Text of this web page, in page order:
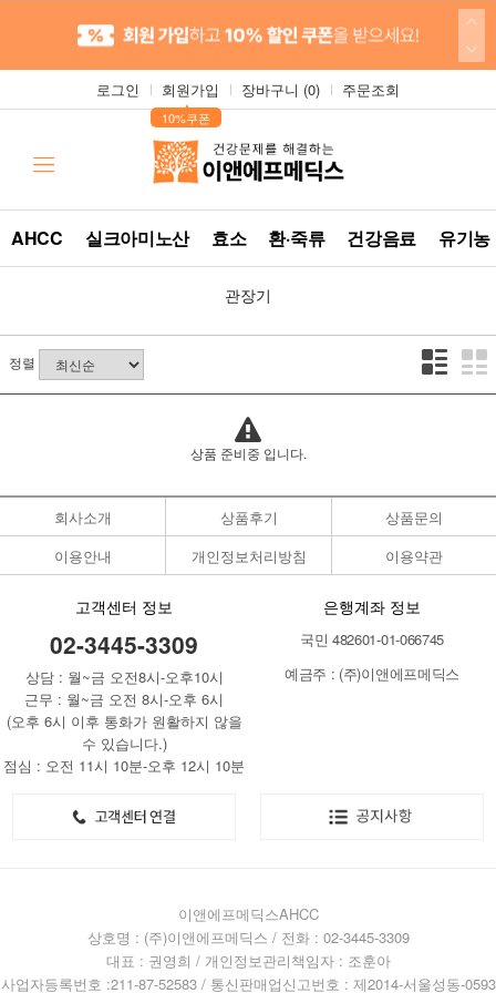
로그인 회원가입
▲
10%쿠폰
장바구니 (0) 주문조회
AHCC 실크아미노산 효소 환·죽류 건강음료 유기
관장기
정렬
상품 준비중 입니다.
회사소개 상품후기
상품문의
이용안내
개인정보처리방침 이용약관
고객센터 정보
02-3445-3309
상담 : 월~금 오전8시-오후10시
근무 : 월~금 오전 8시-오후 6시
(오후 6시 이후 통화가 원활하지 않을
수 있습니다.)
점심 : 오전 11시 10분-오후 12시 10분
은행계좌 정보
국민 482601-01-066745
예금주 : (주)이앤에프메딕스
이앤에프메딕스AHCC
상호명 : (주)이앤에프메딕스 / 전화 : 02-3445-3309
대표 : 권영희 / 개인정보관리책임자 : 조훈아
사업자등록번호 :211-87-52583 / 통신판매업신고번호 : 제2014-서울성동-0593